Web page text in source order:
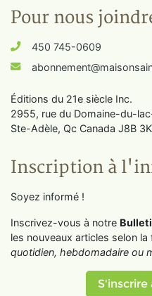
Pour nous
450 745-0609
Éditions du 21e siècle Inc.
2955, rue du Domaine-du-
Ste-Adèle, Qc Canada J8B
Inscription à
Soyez informé !
Inscrivez-vous à notre
les nouveaux articles selon
quotidien, hebdomadaire ou